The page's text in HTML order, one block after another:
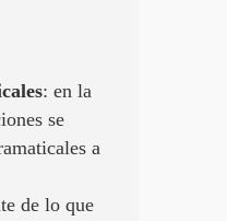
: en la
se
a
de lo que